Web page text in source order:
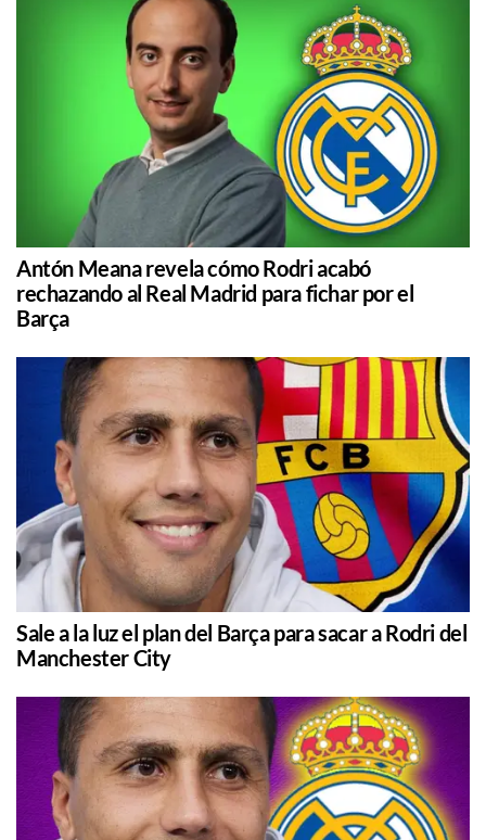
Antón Meana revela cómo Rodri acabó
rechazando al Real Madrid para fichar por el
Barça
Sale a la luz el plan del Barça para sacar a Rodri del
Manchester City